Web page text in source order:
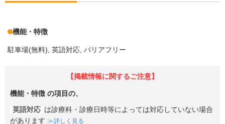
機能・特徴
駐車場(無料) 英語対応 バリアフリー
【掲載情報に関するご注意】
機能・特徴 の項目の、
英語対応 は診療科・診療日時等によっては対応していない場合
があります
詳しく見る